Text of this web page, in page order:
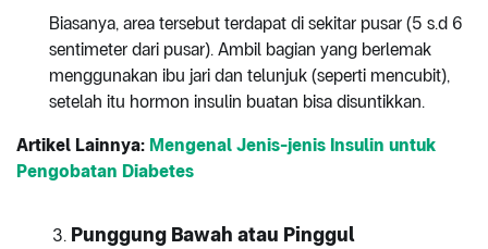
Biasanya, area tersebut terdapat di sekitar pusar (5 s.d 6
sentimeter dari pusar). Ambil bagian yang berlemak
menggunakan ibu jari dan telunjuk (seperti mencubit),
setelah itu hormon insulin buatan bisa disuntikkan.
Artikel Lainnya: Mengenal Jenis-jenis Insulin untuk
Pengobatan Diabetes
Punggung Bawah atau Pinggul